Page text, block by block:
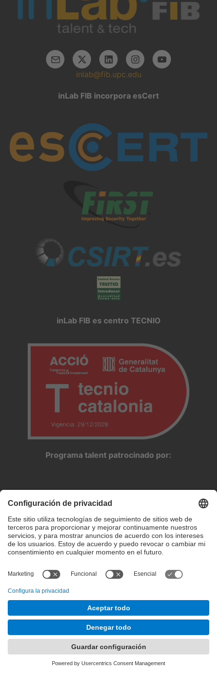
inlab@fib.upc.edu
inLab FIB incorpora esCert
inLab FIB es centro TECNIO
Programa talent patrocinado por:
Configuración de privacidad
Condiciones de uso